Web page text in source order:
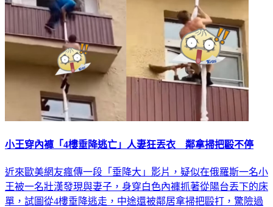
小王穿內褲「4樓垂降逃亡」人妻狂丟衣 鄰拿掃把毆不停
近來歐美網友瘋傳一段「垂降大」影片，疑似在俄羅斯一名小
王被一名壯漢發現與妻子，身穿白色內褲抓著從陽台丟下的床
單，試圖從4樓垂降逃走，中途還被鄰居拿掃把毆打，驚險過